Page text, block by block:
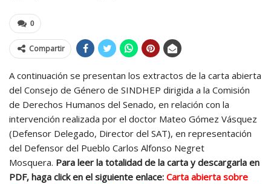
0
Compartir
A continuación se presentan los extractos de la carta abierta
del Consejo de Género de SINDHEP dirigida a la Comisión
de Derechos Humanos del Senado, en relación con la
intervención realizada por el doctor Mateo Gómez Vásquez
(Defensor Delegado, Director del SAT), en representación
del Defensor del Pueblo Carlos Alfonso Negret
Mosquera. Para leer la totalidad de la carta y descargarla en
PDF, haga click en el siguiente enlace: Carta abierta sobre